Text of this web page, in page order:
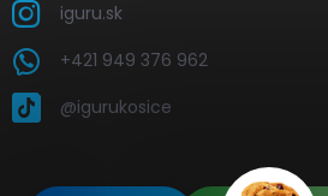
iguru.sk
+421 949 376 962
@igurukosice